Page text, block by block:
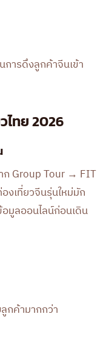
ารดึงลูกค้าจีนเข้า
ไทย 2026
ก Group Tour → FIT
งเที่ยวจีนรุ่นใหม่มัก
อมูลออนไลน์ก่อนเดิน
กค้ามากกว่า